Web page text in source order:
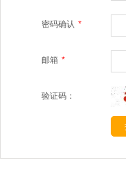
密码确认 *
邮箱 *
验证码：